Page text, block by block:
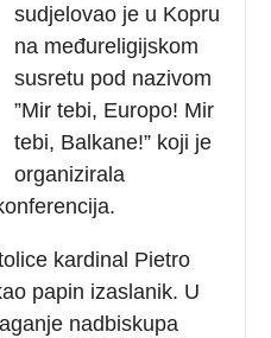
sudjelovao je u Kopru
na međureligijskom
susretu pod nazivom
”Mir tebi, Europo! Mir
tebi, Balkane!” koji je
organizirala
kardinal Pietro
papin izaslanik. U
nadbiskupa